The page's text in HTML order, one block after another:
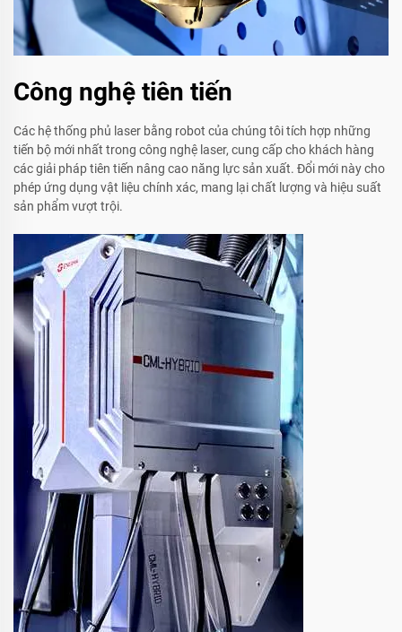
Công nghệ tiên tiến
Các hệ thống phủ laser bằng robot của chúng tôi tích hợp những
tiến bộ mới nhất trong công nghệ laser, cung cấp cho khách hàng
các giải pháp tiên tiến nâng cao năng lực sản xuất. Đổi mới này cho
phép ứng dụng vật liệu chính xác, mang lại chất lượng và hiệu suất
sản phẩm vượt trội.